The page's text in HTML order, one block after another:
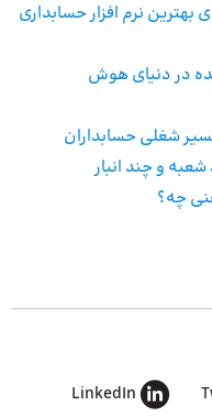
بهترین نرم افزار حسابداری
در دنیای هوش
شغلی حسابداران
شعبه و چند انبار
LinkedIn